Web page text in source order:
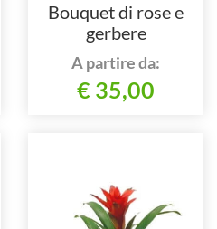
Bouquet di rose e
gerbere
A partire da:
€ 35,00